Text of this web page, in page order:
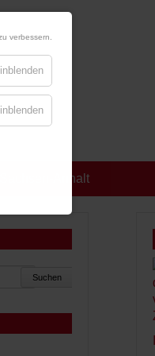
Anhalt
Suchen
verbessern.